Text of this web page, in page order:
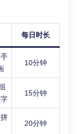
每日时长
10分钟
15分钟
20分钟